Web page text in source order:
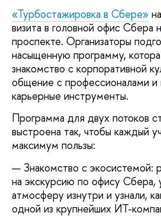
«Турбостажировка в Сбере»
визита в головной офис Сбера
проспекте. Организаторы
насыщенную программу,
знакомство с корпоративной
общение с профессионалами и
карьерные инструменты.
Программа для двух потоков
выстроена так, чтобы каждый
максимум пользы:
Знакомство с экосистемой:
на экскурсию по офису Сбера,
атмосферу изнутри и узнали,
одной из крупнейших ИТ-